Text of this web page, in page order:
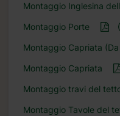
Montaggio Inglesina
Montaggio Porte
Montaggio Capriata
Montaggio Capriata
Montaggio travi del
Montaggio Tavole del